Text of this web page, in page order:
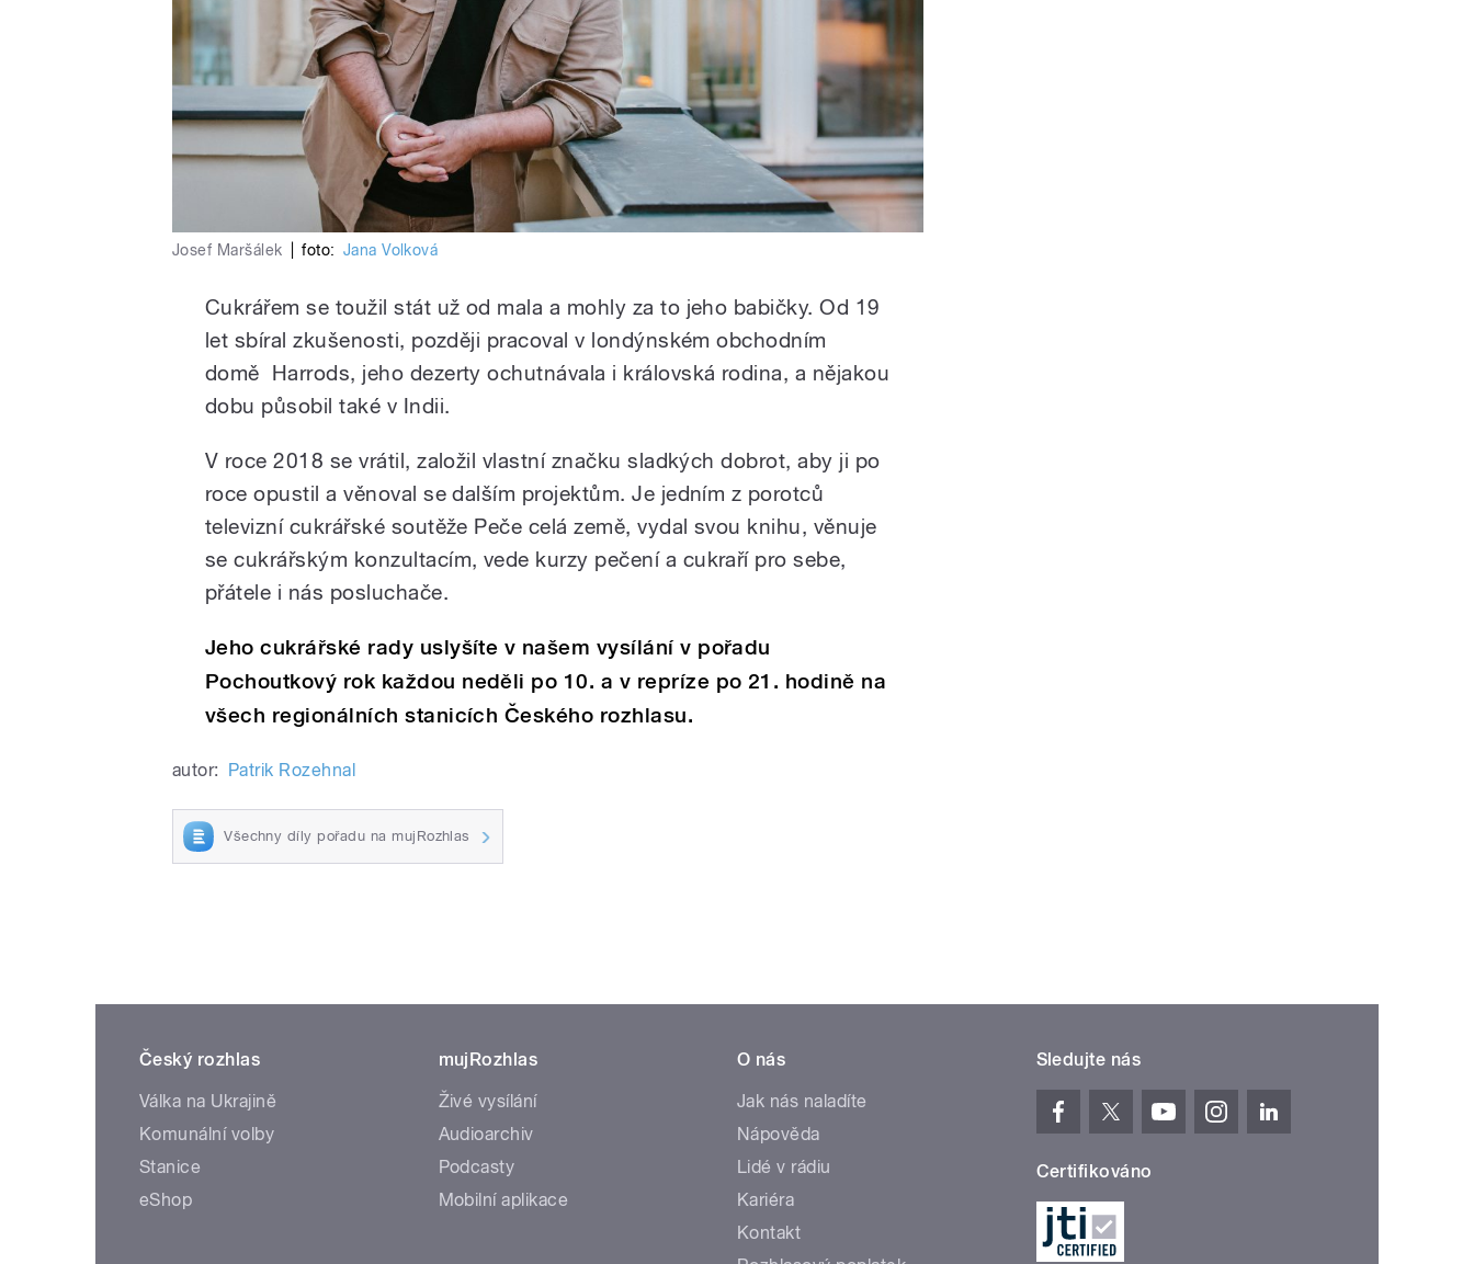
Josef Maršálek foto: Jana Volková
Cukrářem se toužil stát už od mala a mohly za to jeho babičky. Od 19
let sbíral zkušenosti, později pracoval v londýnském obchodním
domě Harrods, jeho dezerty ochutnávala i královská rodina, a nějakou
dobu působil také v Indii.
V roce 2018 se vrátil, založil vlastní značku sladkých dobrot, aby ji po
roce opustil a věnoval se dalším projektům. Je jedním z porotců
televizní cukrářské soutěže Peče celá země, vydal svou knihu, věnuje
se cukrářským konzultacím, vede kurzy pečení a cukraří pro sebe,
přátele i nás posluchače.
Jeho cukrářské rady uslyšíte v našem vysílání v pořadu
Pochoutkový rok každou neděli po 10. a v repríze po 21. hodině na
všech regionálních stanicích Českého rozhlasu.
autor: Patrik Rozehnal
Všechny díly pořadu na mujRozhlas
Český rozhlas
Válka na Ukrajině
Komunální volby
Stanice
eShop
mujRozhlas
Živé vysílání
Audioarchiv
Podcasty
Mobilní aplikace
O nás
Jak nás naladíte
Nápověda
Lidé v rádiu
Kariéra
Kontakt
Sledujte nás
Certifikováno